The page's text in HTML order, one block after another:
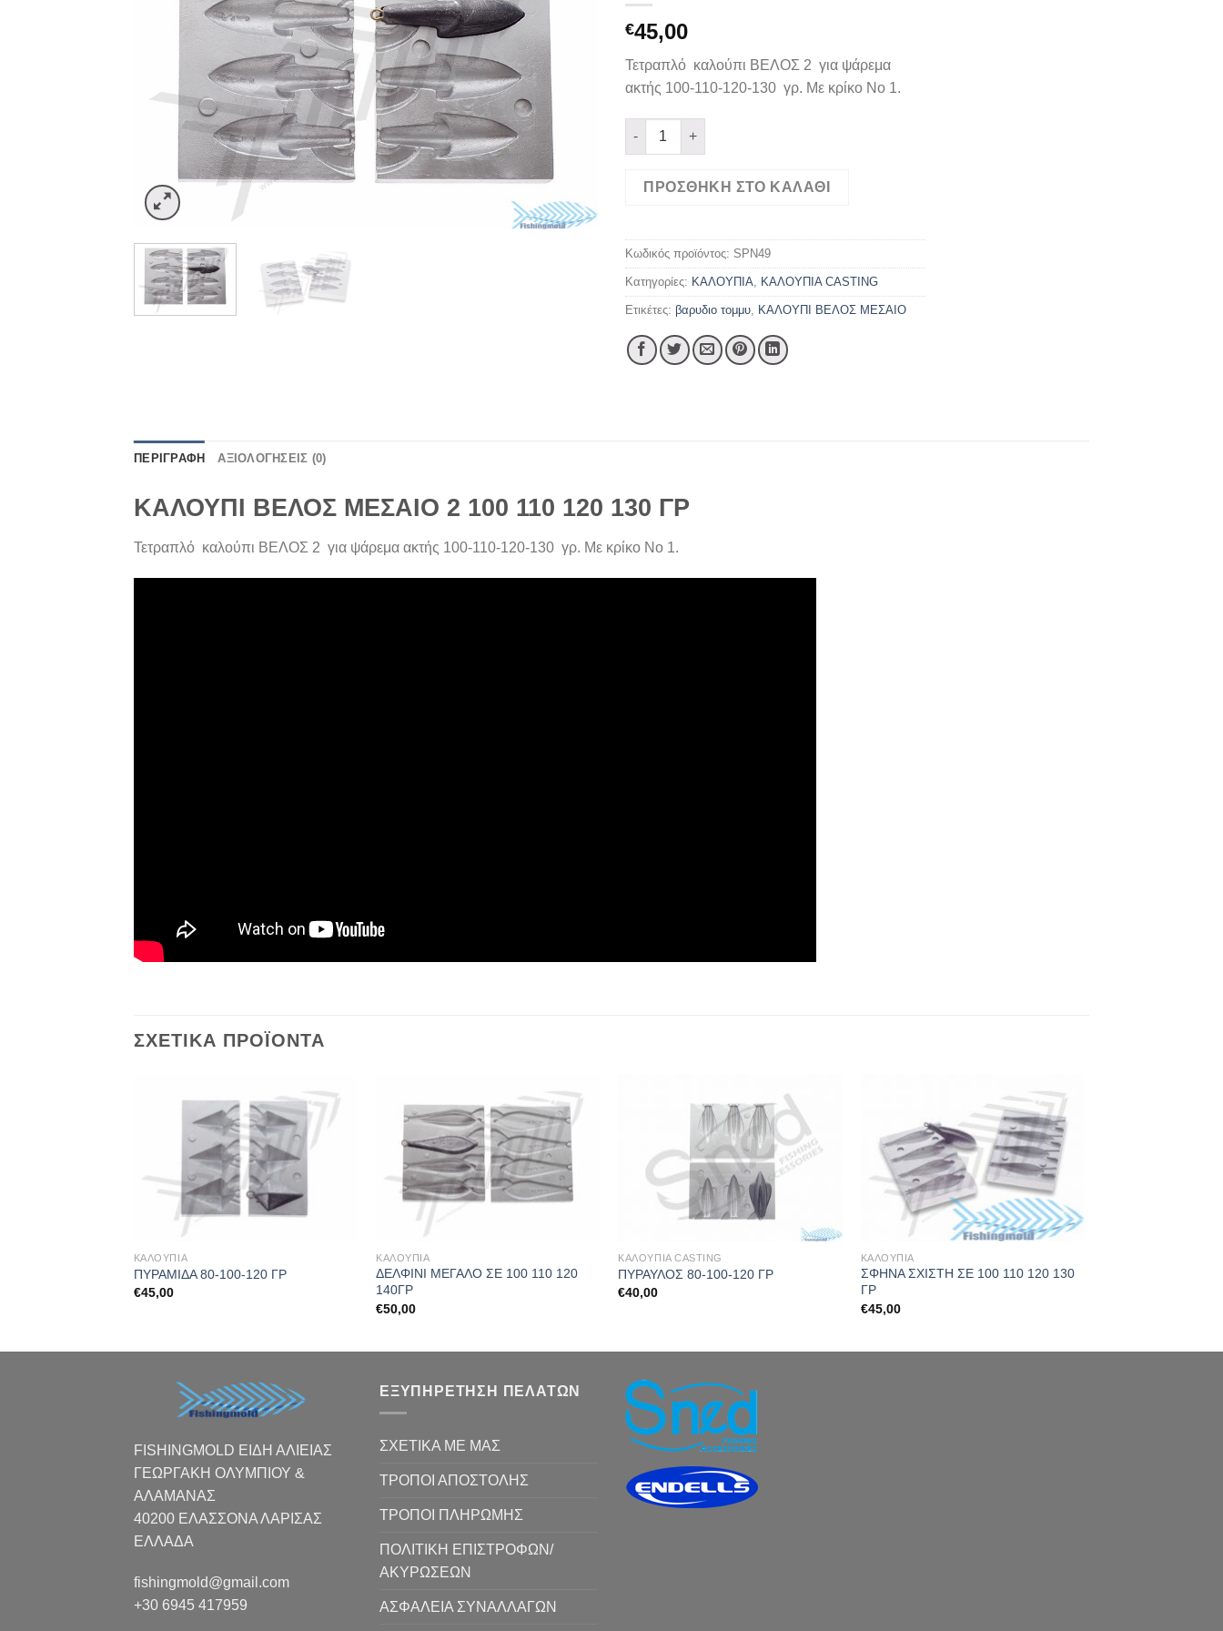
€45,00
Τετραπλό καλούπι ΒΕΛΟΣ 2 για ψάρεμα
ακτής 100-110-120-130 γρ. Με κρίκο Νο 1.
ΒΕΛΟΣ 2 ΣΕ 100 110 120 130 ΓΡ ποσότητα
ΠΡΟΣΘΉΚΗ ΣΤΟ ΚΑΛΆΘΙ
Κωδικός προϊόντος: SPN49
Κατηγορίες: ΚΑΛΟΥΠΙΑ ΚΑΛΟΥΠΙΑ CASTING
Ετικέτες: βαρυδιο τομμυ ΚΑΛΟΥΠΙ ΒΕΛΟΣ ΜΕΣΑΙΟ
ΠΕΡΙΓΡΑΦΉ ΑΞΙΟΛΟΓΉΣΕΙΣ (0)
ΚΑΛΟΥΠΙ ΒΕΛΟΣ ΜΕΣΑΙΟ 2 100 110 120 130 ΓΡ
Τετραπλό καλούπι ΒΕΛΟΣ 2 για ψάρεμα ακτής 100-110-120-130 γρ. Με κρίκο Νο 1.
ΣΧΕΤΙΚΆ ΠΡΟΪΌΝΤΑ
ΚΑΛΟΥΠΙΑ
ΠΥΡΑΜΙΔΑ 80-100-120 ΓΡ
€45,00
ΚΑΛΟΥΠΙΑ
ΔΕΛΦΙΝΙ ΜΕΓΑΛΟ ΣΕ 100 110 120
140ΓΡ
€50,00
ΚΑΛΟΥΠΙΑ CASTING
ΠΥΡΑΥΛΟΣ 80-100-120 ΓΡ
€40,00
ΚΑΛΟΥΠΙΑ
ΣΦΗΝΑ ΣΧΙΣΤΗ ΣΕ 100 110 120 130
ΓΡ
€45,00
FISHINGMOLD ΕΙΔΗ ΑΛΙΕΙΑΣ
ΓΕΩΡΓΑΚΗ ΟΛΥΜΠΙΟΥ &
ΑΛΑΜΑΝΑΣ
40200 ΕΛΑΣΣΟΝΑ ΛΑΡΙΣΑΣ
EΛΛΑΔΑ
fishingmold@gmail.com
+30 6945 417959
ΕΞΥΠΗΡΕΤΗΣΗ ΠΕΛΑΤΩΝ
ΣΧΕΤΙΚΑ ΜΕ ΜΑΣ
ΤΡΟΠΟΙ ΑΠΟΣΤΟΛΗΣ
ΤΡΟΠΟΙ ΠΛΗΡΩΜΗΣ
ΠΟΛΙΤΙΚΗ ΕΠΙΣΤΡΟΦΩΝ/
ΑΚΥΡΩΣΕΩΝ
ΑΣΦΑΛΕΙΑ ΣΥΝΑΛΛΑΓΩΝ